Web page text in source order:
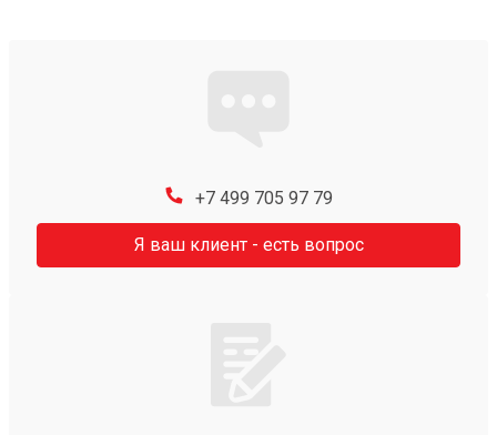
+7 499 705 97 79
Я ваш клиент - есть вопрос